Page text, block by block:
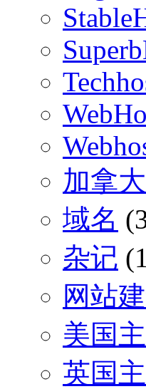
加拿
域名
杂记
网站
美国
英国